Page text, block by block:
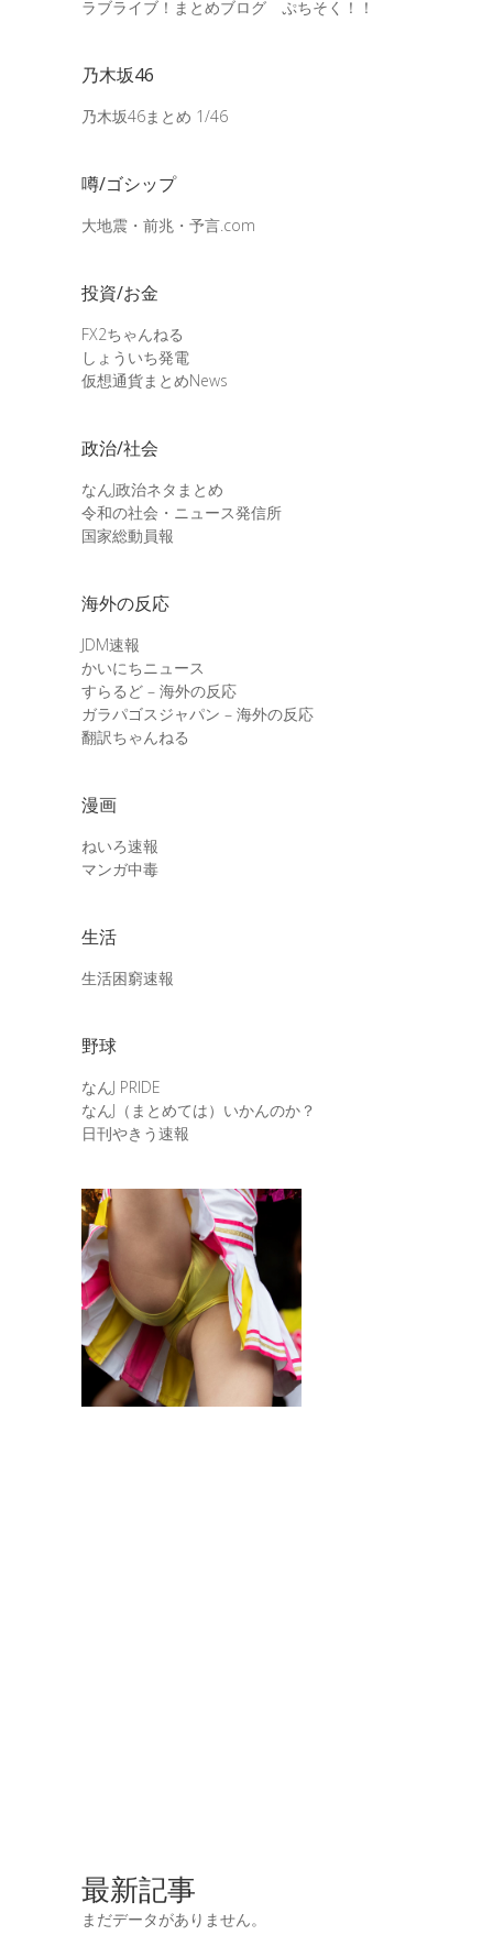
ラブライブ！まとめブログ ぷちそく！！
乃木坂46
乃木坂46まとめ 1/46
噂/ゴシップ
大地震・前兆・予言.com
投資/お金
FX2ちゃんねる
しょういち発電
仮想通貨まとめNews
政治/社会
なんJ政治ネタまとめ
令和の社会・ニュース発信所
国家総動員報
海外の反応
JDM速報
かいにちニュース
すらるど – 海外の反応
ガラパゴスジャパン – 海外の反応
翻訳ちゃんねる
漫画
ねいろ速報
マンガ中毒
生活
生活困窮速報
野球
なんJ PRIDE
なんJ（まとめては）いかんのか？
日刊やきう速報
最新記事
まだデータがありません。